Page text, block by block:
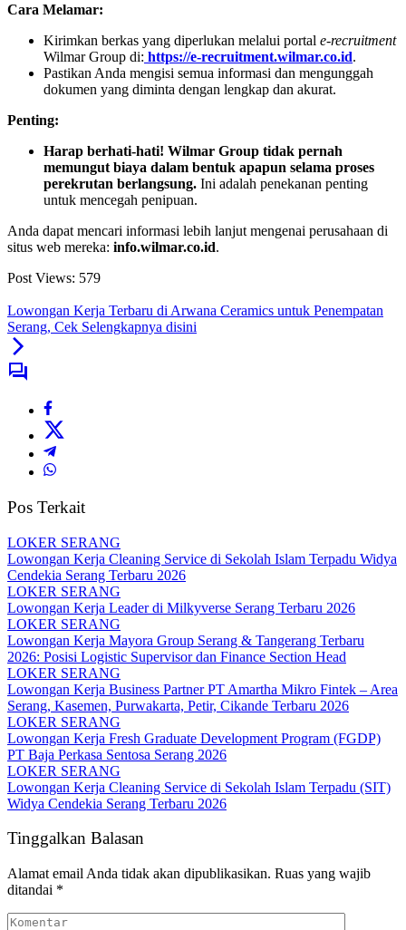
Cara Melamar:
Kirimkan berkas yang diperlukan melalui portal e-recruitment
Wilmar Group di: https://e-recruitment.wilmar.co.id.
Pastikan Anda mengisi semua informasi dan mengunggah
dokumen yang diminta dengan lengkap dan akurat.
Penting:
Harap berhati-hati! Wilmar Group tidak pernah
memungut biaya dalam bentuk apapun selama proses
perekrutan berlangsung. Ini adalah penekanan penting
untuk mencegah penipuan.
Anda dapat mencari informasi lebih lanjut mengenai perusahaan di
situs web mereka: info.wilmar.co.id.
Post Views: 579
Lowongan Kerja Terbaru di Arwana Ceramics untuk Penempatan
Serang, Cek Selengkapnya disini
Pos Terkait
LOKER SERANG
Lowongan Kerja Cleaning Service di Sekolah Islam Terpadu Widya
Cendekia Serang Terbaru 2026
LOKER SERANG
Lowongan Kerja Leader di Milkyverse Serang Terbaru 2026
LOKER SERANG
Lowongan Kerja Mayora Group Serang & Tangerang Terbaru
2026: Posisi Logistic Supervisor dan Finance Section Head
LOKER SERANG
Lowongan Kerja Business Partner PT Amartha Mikro Fintek – Area
Serang, Kasemen, Purwakarta, Petir, Cikande Terbaru 2026
LOKER SERANG
Lowongan Kerja Fresh Graduate Development Program (FGDP)
PT Baja Perkasa Sentosa Serang 2026
LOKER SERANG
Lowongan Kerja Cleaning Service di Sekolah Islam Terpadu (SIT)
Widya Cendekia Serang Terbaru 2026
Tinggalkan Balasan
Alamat email Anda tidak akan dipublikasikan. Ruas yang wajib
ditandai *